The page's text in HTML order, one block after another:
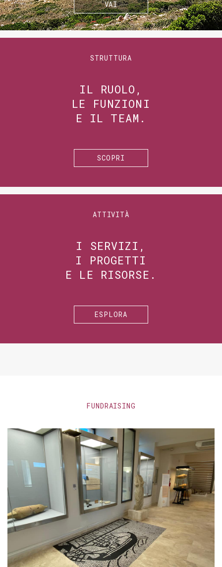
VAI
STRUTTURA
IL RUOLO,
LE FUNZIONI
E IL TEAM.
SCOPRI
ATTIVITÀ
I SERVIZI,
I PROGETTI
E LE RISORSE.
ESPLORA
FUNDRAISING